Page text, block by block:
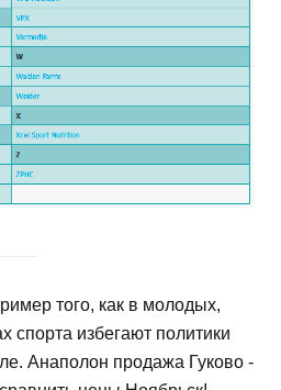
того, как в молодых,
спорта избегают политики
Анаполон продажа Гуково -